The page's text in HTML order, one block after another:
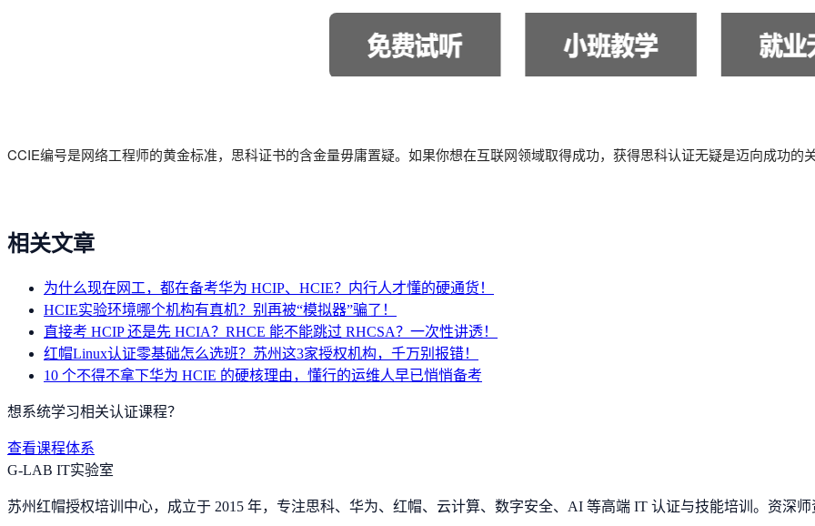
CCIE编号是网络工程师的黄金标准，思科证书的含金量毋庸置疑。如果你想在互联网领域取得成功，获得思科认证无疑是迈向成功的关
相关文章
为什么现在网工，都在备考华为 HCIP、HCIE？内行人才懂的硬通货！
HCIE实验环境哪个机构有真机？别再被“模拟器”骗了！
直接考 HCIP 还是先 HCIA？RHCE 能不能跳过 RHCSA？一次性讲透！
红帽Linux认证零基础怎么选班？苏州这3家授权机构，千万别报错！
10 个不得不拿下华为 HCIE 的硬核理由，懂行的运维人早已悄悄备考
想系统学习相关认证课程？
查看课程体系
G-LAB IT实验室
苏州红帽授权培训中心，成立于 2015 年，专注思科、华为、红帽、云计算、数字安全、AI 等高端 IT 认证与技能培训。资深师